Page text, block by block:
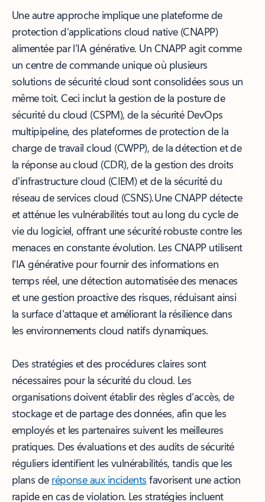
Une autre approche implique une plateforme de
protection d’applications cloud native (CNAPP)
alimentée par l’IA générative. Un CNAPP agit comme
un centre de commande unique où plusieurs
solutions de sécurité cloud sont consolidées sous un
même toit. Ceci inclut la gestion de la posture de
sécurité du cloud (CSPM), de la sécurité DevOps
multipipeline, des plateformes de protection de la
charge de travail cloud (CWPP), de la détection et de
la réponse au cloud (CDR), de la gestion des droits
d'infrastructure cloud (CIEM) et de la sécurité du
réseau de services cloud (CSNS). Une CNAPP détecte
et atténue les vulnérabilités tout au long du cycle de
vie du logiciel, offrant une sécurité robuste contre les
menaces en constante évolution. Les CNAPP utilisent
l'IA générative pour fournir des informations en
temps réel, une détection automatisée des menaces
et une gestion proactive des risques, réduisant ainsi
la surface d'attaque et améliorant la résilience dans
les environnements cloud natifs dynamiques.
Des stratégies et des procédures claires sont
nécessaires pour la sécurité du cloud. Les
organisations doivent établir des règles d’accès, de
stockage et de partage des données, afin que les
employés et les partenaires suivent les meilleures
pratiques. Des évaluations et des audits de sécurité
réguliers identifient les vulnérabilités, tandis que les
plans de réponse aux incidents favorisent une action
rapide en cas de violation. Les stratégies incluent